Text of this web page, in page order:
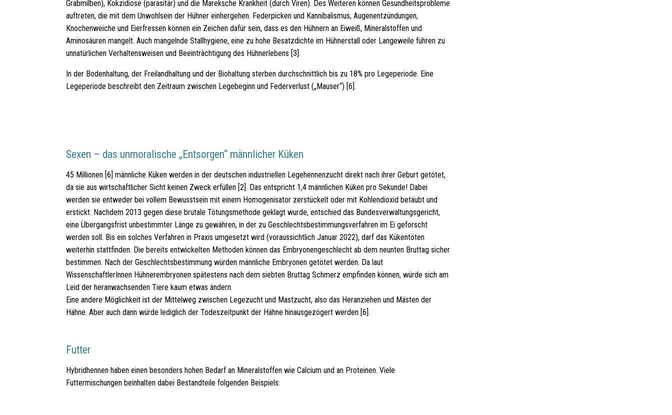
Grabmilben), Kokzidiose (parasitär) und die Mareksche Krankheit (durch Viren). Des Weiteren können Gesundheitsprobleme
auftreten, die mit dem Unwohlsein der Hühner einhergehen. Federpicken und Kannibalismus, Augenentzündungen,
Knochenweiche und Eierfressen können ein Zeichen dafür sein, dass es den Hühnern an Eiweiß, Mineralstoffen und
Aminosäuren mangelt. Auch mangelnde Stallhygiene, eine zu hohe Besatzdichte im Hühnerstall oder Langeweile führen zu
unnatürlichen Verhaltensweisen und Beeinträchtigung des Hühnerlebens [3].
In der Bodenhaltung, der Freilandhaltung und der Biohaltung sterben durchschnittlich bis zu 18% pro Legeperiode. Eine
Legeperiode beschreibt den Zeitraum zwischen Legebeginn und Federverlust („Mauser“) [6].
Sexen – das unmoralische „Entsorgen“ männlicher Küken
45 Millionen [6] männliche Küken werden in der deutschen industriellen Legehennenzucht direkt nach ihrer Geburt getötet,
da sie aus wirtschaftlicher Sicht keinen Zweck erfüllen [2]. Das entspricht 1,4 männlichen Küken pro Sekunde! Dabei
werden sie entweder bei vollem Bewusstsein mit einem Homogenisator zerstückelt oder mit Kohlendioxid betäubt und
erstickt. Nachdem 2013 gegen diese brutale Tötungsmethode geklagt wurde, entschied das Bundesverwaltungsgericht,
eine Übergangsfrist unbestimmter Länge zu gewähren, in der zu Geschlechtsbestimmungsverfahren im Ei geforscht
werden soll. Bis ein solches Verfahren in Praxis umgesetzt wird (voraussichtlich Januar 2022), darf das Kükentöten
weiterhin stattfinden. Die bereits entwickelten Methoden können das Embryonengeschlecht ab dem neunten Bruttag sicher
bestimmen. Nach der Geschlechtsbestimmung würden männliche Embryonen getötet werden. Da laut
WissenschaftlerInnen Hühnerembryonen spätestens nach dem siebten Bruttag Schmerz empfinden können, würde sich am
Leid der heranwachsenden Tiere kaum etwas ändern.
Eine andere Möglichkeit ist der Mittelweg zwischen Legezucht und Mastzucht, also das Heranziehen und Mästen der
Hähne. Aber auch dann würde lediglich der Todeszeitpunkt der Hähne hinausgezögert werden [6].
Futter
Hybridhennen haben einen besonders hohen Bedarf an Mineralstoffen wie Calcium und an Proteinen. Viele
Futtermischungen beinhalten dabei Bestandteile folgenden Beispiels: